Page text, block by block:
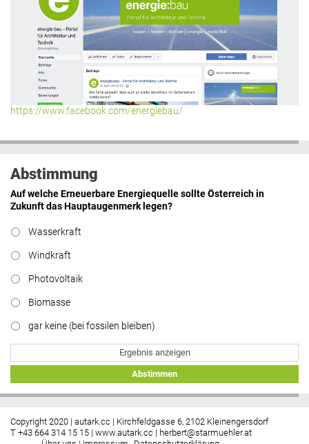
https://www.facebook.com/energiebau/
Abstimmung
Auf welche Erneuerbare Energiequelle sollte Österreich in
Zukunft das Hauptaugenmerk legen?
Wasserkraft
Windkraft
Photovoltaik
Biomasse
gar keine (bei fossilen bleiben)
Ergebnis anzeigen
Abstimmen
Copyright 2020 | autark.cc | Kirchfeldgasse 6, 2102 Kleinengersdorf
T +43 664 314 15 15 | www.autark.cc | herbert@starmuehler.at